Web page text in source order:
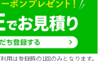
用は登録時の1回のみとなります。